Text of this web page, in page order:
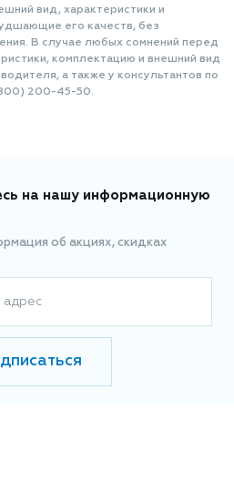
вид, характеристики и
его качеств, без
В случае любых сомнений перед
комплектацию и внешний вид
а также у консультантов по
200-45-50.
на нашу информационную
об акциях, скидках
адрес